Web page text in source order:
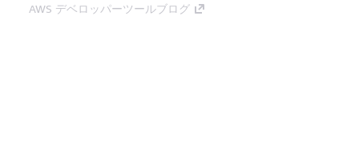
AWS デベロッパーツールブログ